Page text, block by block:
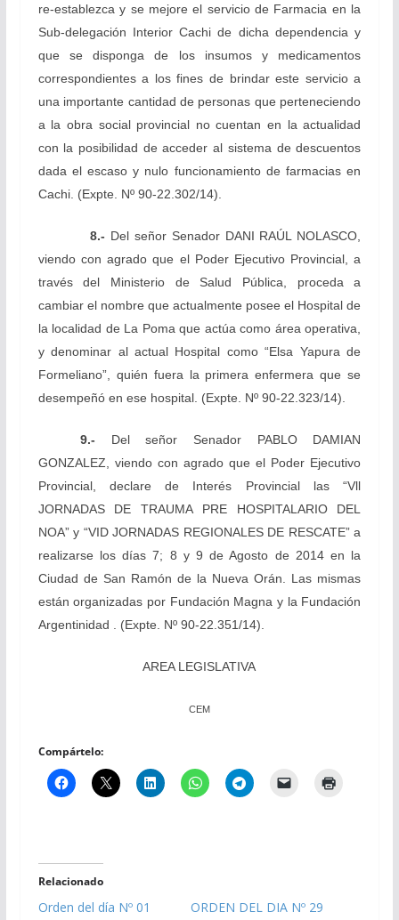
re-establezca y se mejore el servicio de Farmacia en la
Sub-delegación Interior Cachi de dicha dependencia y
que se disponga de los insumos y medicamentos
correspondientes a los fines de brindar este servicio a
una importante cantidad de personas que perteneciendo
a la obra social provincial no cuentan en la actualidad
con la posibilidad de acceder al sistema de descuentos
dada el escaso y nulo funcionamiento de farmacias en
Cachi. (Expte. Nº 90-22.302/14).
8.- Del señor Senador DANI RAÚL NOLASCO,
viendo con agrado que el Poder Ejecutivo Provincial, a
través del Ministerio de Salud Pública, proceda a
cambiar el nombre que actualmente posee el Hospital de
la localidad de La Poma que actúa como área operativa,
y denominar al actual Hospital como “Elsa Yapura de
Formeliano”, quién fuera la primera enfermera que se
desempeñó en ese hospital. (Expte. Nº 90-22.323/14).
9.- Del señor Senador PABLO DAMIAN
GONZALEZ, viendo con agrado que el Poder Ejecutivo
Provincial, declare de Interés Provincial las “Vll
JORNADAS DE TRAUMA PRE HOSPITALARIO DEL
NOA” y “VID JORNADAS REGIONALES DE RESCATE” a
realizarse los días 7; 8 y 9 de Agosto de 2014 en la
Ciudad de San Ramón de la Nueva Orán. Las mismas
están organizadas por Fundación Magna y la Fundación
Argentinidad . (Expte. Nº 90-22.351/14).
AREA LEGISLATIVA
CEM
Compártelo:
Relacionado
Orden del día Nº 01
ORDEN DEL DIA Nº 29